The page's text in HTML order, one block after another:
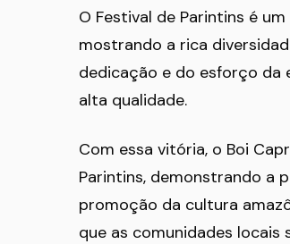
O Festival de Parintins é
mostrando a rica
dedicação e do esforço da
alta qualidade.
Com essa vitória, o Boi
Parintins, demonstrando a
promoção da cultura
que as comunidades locais